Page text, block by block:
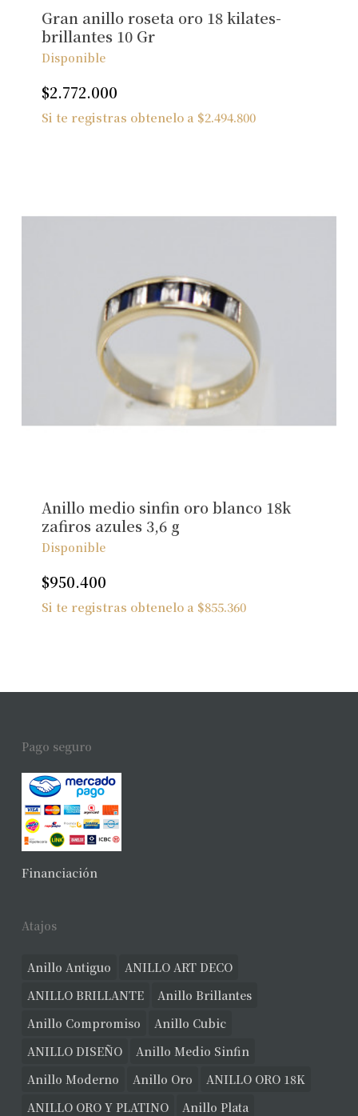
Gran anillo roseta oro 18 kilates-
brillantes 10 Gr
Disponible
$2.772.000
Si te registras obtenelo a $2.494.800
Anillo medio sinfin oro blanco 18k
zafiros azules 3,6 g
Disponible
$950.400
Si te registras obtenelo a $855.360
Pago seguro
Financiación
Atajos
Anillo Antiguo
ANILLO ART DECO
ANILLO BRILLANTE
Anillo Brillantes
Anillo Compromiso
Anillo Cubic
ANILLO DISEÑO
Anillo Medio Sinfin
Anillo Moderno
Anillo Oro
ANILLO ORO 18K
ANILLO ORO Y PLATINO
Anillo Plata